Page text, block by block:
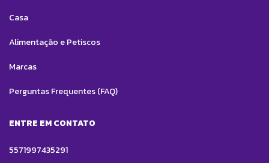
Casa
Alimentação e Petiscos
Marcas
Perguntas Frequentes (FAQ)
ENTRE EM CONTATO
5571997435291